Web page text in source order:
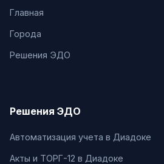
Главная
Города
Решения ЭДО
Решения ЭДО
Автоматизация учета в Диадоке
Акты и ТОРГ-12 в Диадоке